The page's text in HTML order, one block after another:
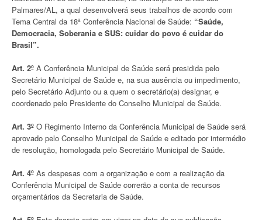
Palmares/AL, a qual desenvolverá seus trabalhos de acordo com
Tema Central da 18ª Conferência Nacional de Saúde: “Saúde,
Democracia, Soberania e SUS: cuidar do povo é cuidar do
Brasil”.
Art. 2º A Conferência Municipal de Saúde será presidida pelo
Secretário Municipal de Saúde e, na sua ausência ou impedimento,
pelo Secretário Adjunto ou a quem o secretário(a) designar, e
coordenado pelo Presidente do Conselho Municipal de Saúde.
Art. 3º O Regimento Interno da Conferência Municipal de Saúde será
aprovado pelo Conselho Municipal de Saúde e editado por intermédio
de resolução, homologada pelo Secretário Municipal de Saúde.
Art. 4º As despesas com a organização e com a realização da
Conferência Municipal de Saúde correrão a conta de recursos
orçamentários da Secretaria de Saúde.